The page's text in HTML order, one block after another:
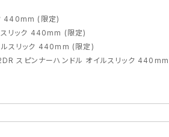
440mm (限定)
リック 440mm (限定)
ルスリック 440mm (限定)
スピンナーハンドル オイルスリック